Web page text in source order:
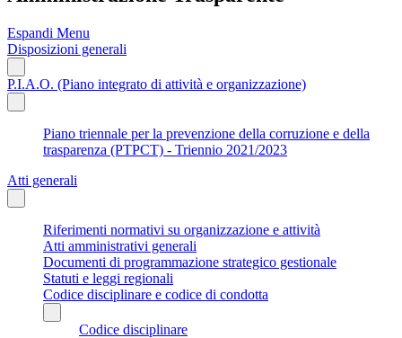
Espandi Menu
Disposizioni generali
P.I.A.O. (Piano integrato di attività e organizzazione)
Piano triennale per la prevenzione della corruzione e della
trasparenza (PTPCT) - Triennio 2021/2023
Atti generali
Riferimenti normativi su organizzazione e attività
Atti amministrativi generali
Documenti di programmazione strategico gestionale
Statuti e leggi regionali
Codice disciplinare e codice di condotta
Codice disciplinare